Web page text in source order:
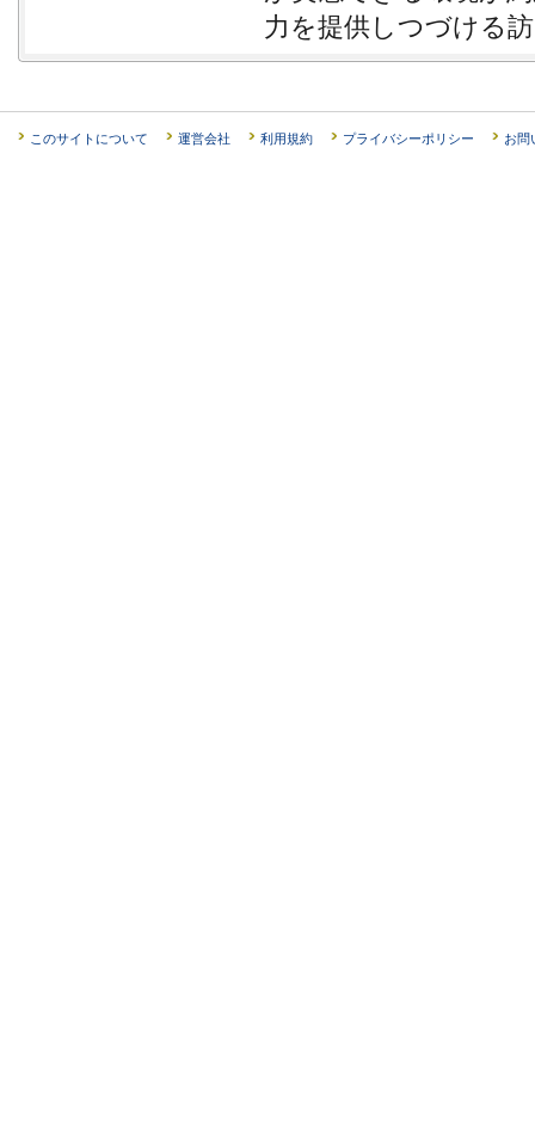
力を提供しつづける
このサイトについて 運営会社 利用規約 プライバシーポリシー お問